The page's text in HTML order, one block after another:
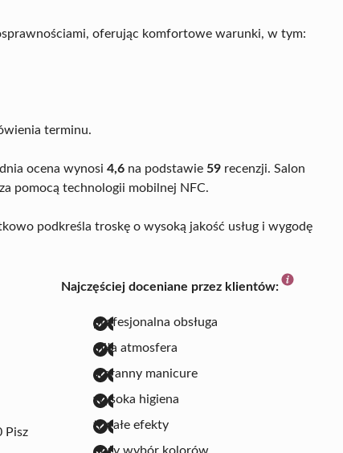
oferując komfortowe warunki, w tym:
terminu.
ocena wynosi 4,6 na podstawie 59 recenzji. Salon
pomocą technologii mobilnej NFC.
podkreśla troskę o wysoką jakość usług i wygodę
Pisz
Najczęściej doceniane przez klientów:
profesjonalna obsługa
miła atmosfera
staranny manicure
wysoka higiena
trwałe efekty
duży wybór kolorów